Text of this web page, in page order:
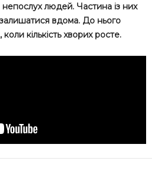
людей. Частина із них
вдома. До нього
кількість хворих росте.